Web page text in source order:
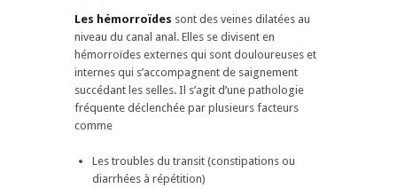
Les hémorroïdes sont des veines dilatées au
niveau du canal anal. Elles se divisent en
hémorroïdes externes qui sont douloureuses et
internes qui s’accompagnent de saignement
succédant les selles. Il s’agit d’une pathologie
fréquente déclenchée par plusieurs facteurs
comme
Les troubles du transit (constipations ou
diarrhées à répétition)